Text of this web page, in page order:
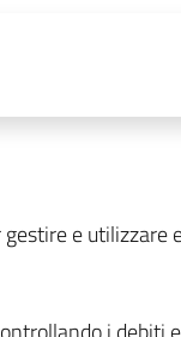
e utilizzare